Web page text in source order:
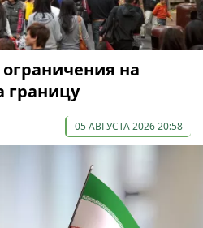
на
границу
05 АВГУСТА 2026 20:58